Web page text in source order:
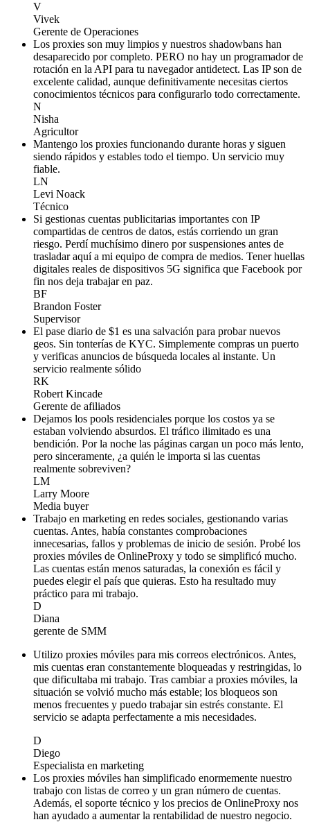
V
Vivek
Gerente de Operaciones
Los proxies son muy limpios y nuestros shadowbans han
desaparecido por completo. PERO no hay un programador de
rotación en la API para tu navegador antidetect. Las IP son de
excelente calidad, aunque definitivamente necesitas ciertos
conocimientos técnicos para configurarlo todo correctamente.
N
Nisha
Agricultor
Mantengo los proxies funcionando durante horas y siguen
siendo rápidos y estables todo el tiempo. Un servicio muy
fiable.
LN
Levi Noack
Técnico
Si gestionas cuentas publicitarias importantes con IP
compartidas de centros de datos, estás corriendo un gran
riesgo. Perdí muchísimo dinero por suspensiones antes de
trasladar aquí a mi equipo de compra de medios. Tener huellas
digitales reales de dispositivos 5G significa que Facebook por
fin nos deja trabajar en paz.
BF
Brandon Foster
Supervisor
El pase diario de $1 es una salvación para probar nuevos
geos. Sin tonterías de KYC. Simplemente compras un puerto
y verificas anuncios de búsqueda locales al instante. Un
servicio realmente sólido
RK
Robert Kincade
Gerente de afiliados
Dejamos los pools residenciales porque los costos ya se
estaban volviendo absurdos. El tráfico ilimitado es una
bendición. Por la noche las páginas cargan un poco más lento,
pero sinceramente, ¿a quién le importa si las cuentas
realmente sobreviven?
LM
Larry Moore
Media buyer
Trabajo en marketing en redes sociales, gestionando varias
cuentas. Antes, había constantes comprobaciones
innecesarias, fallos y problemas de inicio de sesión. Probé los
proxies móviles de OnlineProxy y todo se simplificó mucho.
Las cuentas están menos saturadas, la conexión es fácil y
puedes elegir el país que quieras. Esto ha resultado muy
práctico para mi trabajo.
D
Diana
gerente de SMM
Utilizo proxies móviles para mis correos electrónicos. Antes,
mis cuentas eran constantemente bloqueadas y restringidas, lo
que dificultaba mi trabajo. Tras cambiar a proxies móviles, la
situación se volvió mucho más estable; los bloqueos son
menos frecuentes y puedo trabajar sin estrés constante. El
servicio se adapta perfectamente a mis necesidades.
D
Diego
Especialista en marketing
Los proxies móviles han simplificado enormemente nuestro
trabajo con listas de correo y un gran número de cuentas.
Además, el soporte técnico y los precios de OnlineProxy nos
han ayudado a aumentar la rentabilidad de nuestro negocio.